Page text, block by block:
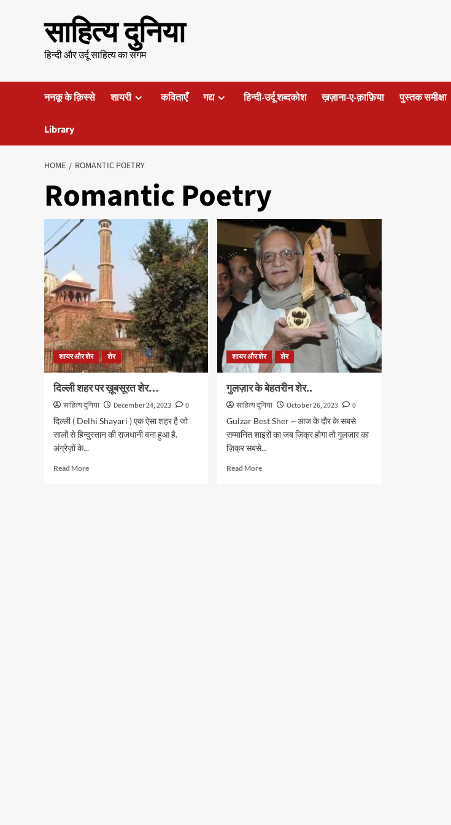
साहित्य दुनिया
हिन्दी और उर्दू साहित्य का संगम
ननकू के क़िस्से शायरी कविताएँ गद्य हिन्दी-उर्दू शब्दकोश ख़ज़ाना-ए-क़ाफ़िया पुस्तक समीक्षा
Library
HOME ROMANTIC POETRY
Romantic Poetry
शायर और शेर शेर
दिल्ली शहर पर ख़ूबसूरत शेर…
साहित्य दुनिया December 24, 2023
0
दिल्ली ( Delhi Shayari ) एक ऐसा शहर है जो
सालों से हिन्दुस्तान की राजधानी बना हुआ है.
अंग्रेज़ों के...
Read MoreRead
शायर और शेर शेर
गुलज़ार के बेहतरीन शेर..
साहित्य दुनिया October 26, 2023
0
Gulzar Best Sher ~ आज के दौर के सबसे
सम्मानित शाइरों का जब ज़िक्र होगा तो गुलज़ार का
ज़िक्र सबसे...
Read MoreRead